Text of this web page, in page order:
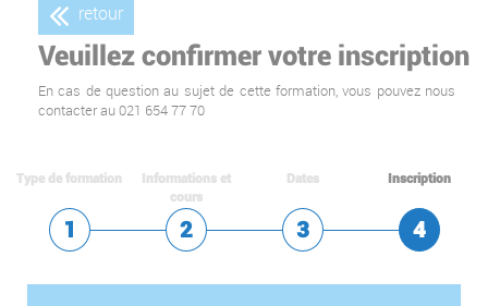
retour
Veuillez confirmer votre inscription
En cas de question au sujet de cette formation, vous pouvez nous
contacter au021 654 77 70
Type de formation
Informations et
cours
Dates Inscription